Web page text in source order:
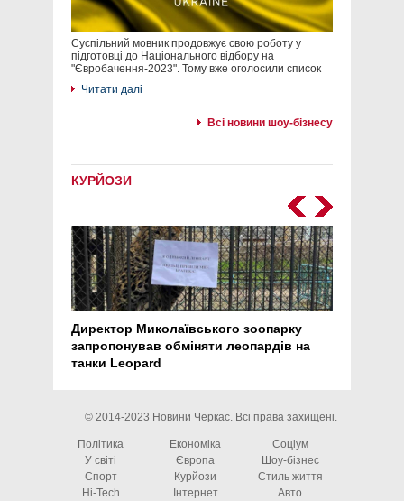
Суспільний мовник продовжує свою роботу у
підготовці до Національного відбору на
"Євробачення-2023". Тому вже оголосили список
Читати далі
Всі новини шоу-бізнесу
КУРЙОЗИ
Директор Миколаївського зоопарку
запропонував обміняти леопардів на
танки Leopard
© 2014-2023 Новини Черкас. Всі права захищені.
Політика Економіка
Соціум
У світі
Європа
Шоу-бізнес
Спорт
Курйози
Стиль життя
Hi-Tech
Інтернет Авто